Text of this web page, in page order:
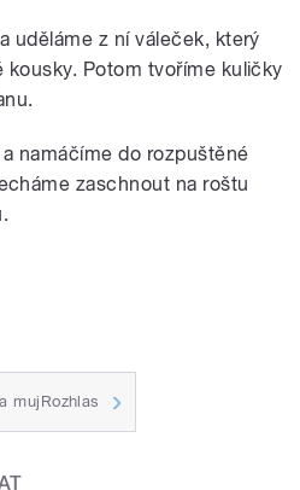
uděláme z ní váleček, který
kousky. Potom tvoříme kuličky
namáčíme do rozpuštěné
zaschnout na roštu
mujRozhlas